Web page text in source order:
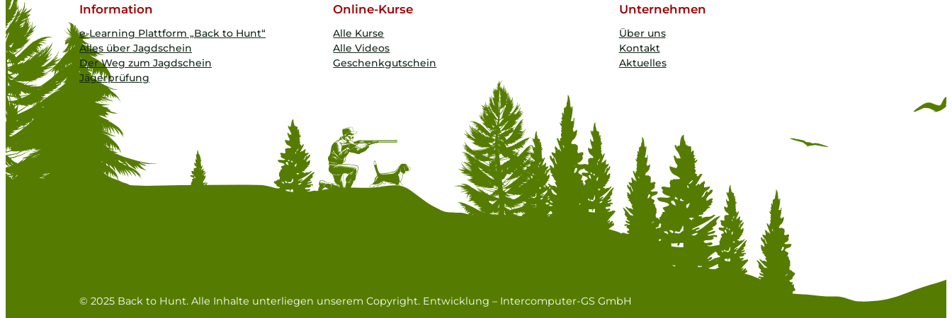
Information
e-Learning Plattform „Back to Hunt“
Alles über Jagdschein
Der Weg zum Jagdschein
Jägerprüfung
Online-Kurse
Alle Kurse
Alle Videos
Geschenkgutschein
Unternehmen
Über uns
Kontakt
Aktuelles
© 2025 Back to Hunt. Alle Inhalte unterliegen unserem Copyright. Entwicklung – Intercomputer-GS GmbH